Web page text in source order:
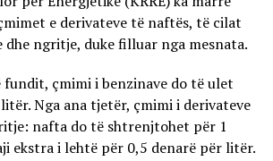
e derivateve të naftës, të cilat
dhe ngritje, duke filluar nga mesnata.
fundit, çmimi i benzinave do të ulet
Nga ana tjetër, çmimi i derivateve
nafta do të shtrenjtohet për 1
ekstra i lehtë për 0,5 denarë për litër.